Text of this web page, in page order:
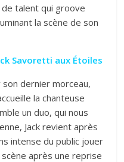
talent qui groove
la scène de son
Savoretti aux Étoiles
dernier morceau,
la chanteuse
un duo, qui nous
Jack revient après
intense du public jouer
après une reprise